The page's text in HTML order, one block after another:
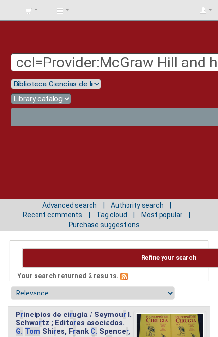
BIBLIOTECA
Advanced search
Authority search
Recent comments
Tag cloud
Most popular
Purchase suggestions
Refine your search
Your search returned 2 results.
Principios de cirugía / Seymour I.
Schwartz ; Editores asociados.
G. Tom Shires, Frank C. Spencer,